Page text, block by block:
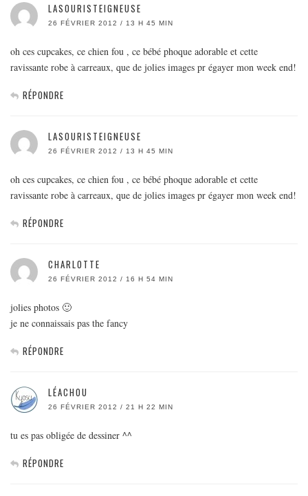
LASOURISTEIGNEUSE
26 FÉVRIER 2012 / 13 H 45 MIN
oh ces cupcakes, ce chien fou , ce bébé phoque adorable et cette
ravissante robe à carreaux, que de jolies images pr égayer mon week end!
RÉPONDRE
LASOURISTEIGNEUSE
26 FÉVRIER 2012 / 13 H 45 MIN
oh ces cupcakes, ce chien fou , ce bébé phoque adorable et cette
ravissante robe à carreaux, que de jolies images pr égayer mon week end!
RÉPONDRE
CHARLOTTE
26 FÉVRIER 2012 / 16 H 54 MIN
jolies photos 🙂
je ne connaissais pas the fancy
RÉPONDRE
LÉACHOU
26 FÉVRIER 2012 / 21 H 22 MIN
tu es pas obligée de dessiner ^^
RÉPONDRE